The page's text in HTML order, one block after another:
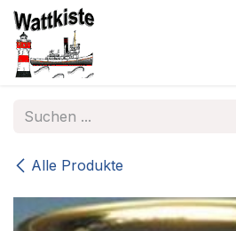
Zum Inhalt springen
Alle Produkte